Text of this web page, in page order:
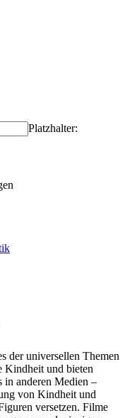
Platzhalter:
der universellen Themen
Kindheit und bieten
in anderen Medien –
von Kindheit und
versetzen. Filme